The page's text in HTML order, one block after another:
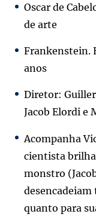
Oscar de
de arte
Frankenstein.
anos
Diretor:
Jacob Elordi e
Acompanha
cientista
monstro
quanto para